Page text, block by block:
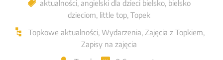
aktualności, angielski dla dzieci bielsko, bielsko
dzieciom, little top, Topek
Topkowe aktualności, Wydarzenia, Zajęcia z Topkiem,
Zapisy na zajęcia